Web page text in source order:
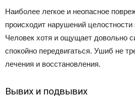
Наиболее легкое и неопасное
происходит нарушений целостности
Человек хотя и ощущает довольно
спокойно передвигаться. Ушиб не
лечения и восстановления.
Вывих и подвывих